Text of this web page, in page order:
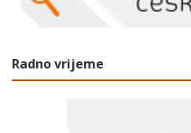
Radno vrijeme